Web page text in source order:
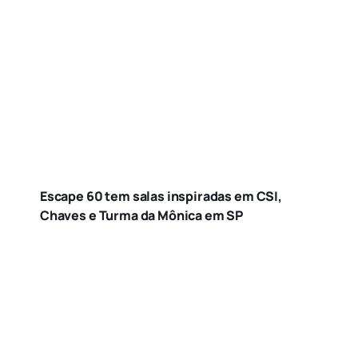
Escape 60 tem salas inspiradas em CSI,
Chaves e Turma da Mônica em SP